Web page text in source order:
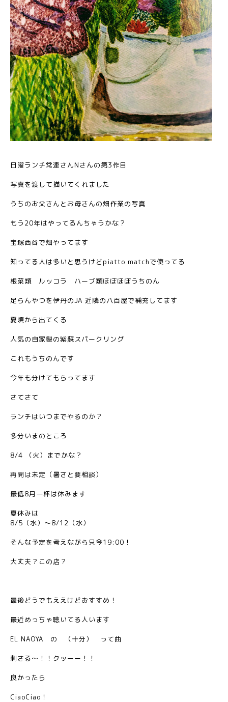
日曜ランチ常連さんNさんの第3作目
写真を渡して描いてくれました
うちのお父さんとお母さんの畑作業の写真
もう20年はやってるんちゃうかな？
宝塚西谷で畑やってます
知ってる人は多いと思うけどpiatto matchで使ってる
根菜類 ルッコラ ハーブ類ほぼほぼうちのん
足らんやつを伊丹のJA 近隣の八百屋で補充してます
夏頃から出てくる
人気の自家製の紫蘇スパークリング
これもうちのんです
今年も分けてもらってます
さてさて
ランチはいつまでやるのか？
多分いまのところ
8/4 （火）までかな？
再開は未定（暑さと要相談）
最低8月一杯は休みます
夏休みは
8/5（水）〜8/12（水）
そんな予定を考えながら只今19:00！
大丈夫？この店？
最後どうでもええけどおすすめ！
最近めっちゃ聴いてる人います
EL NAOYA の （十分） って曲
刺さる〜！！クッーー！！
良かったら
CiaoCiao！